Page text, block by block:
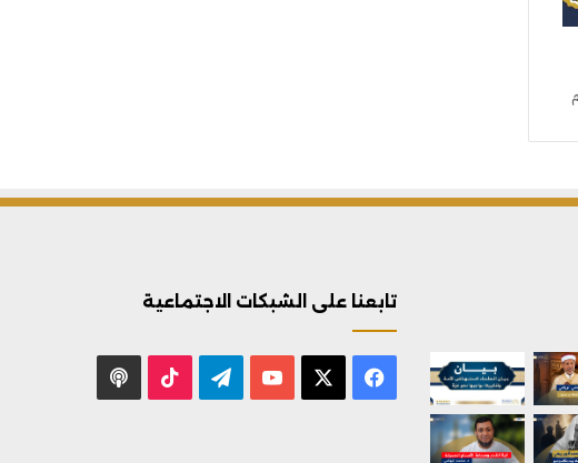
تابعنا على الشبكات الاجتماعية
فيسبوك يوتيوب تيلقرام ‫TikTok